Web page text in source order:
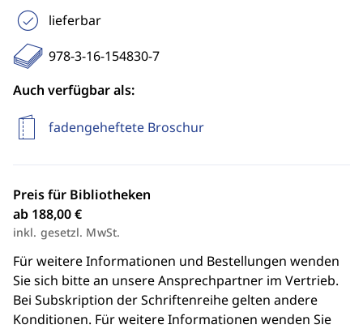
lieferbar
978-3-16-154830-7
Auch verfügbar als:
fadengeheftete Broschur
Preis für Bibliotheken
ab 188,00 €
inkl. gesetzl. MwSt.
Für weitere Informationen und Bestellungen wenden
Sie sich bitte an unsere Ansprechpartner im Vertrieb.
Bei Subskription der Schriftenreihe gelten andere
Konditionen. Für weitere Informationen wenden Sie